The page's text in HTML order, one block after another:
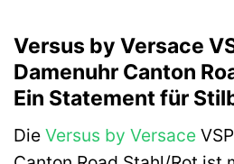
Versus by Versace
Damenuhr Canton
Ein Statement für
Die Versus by Versace